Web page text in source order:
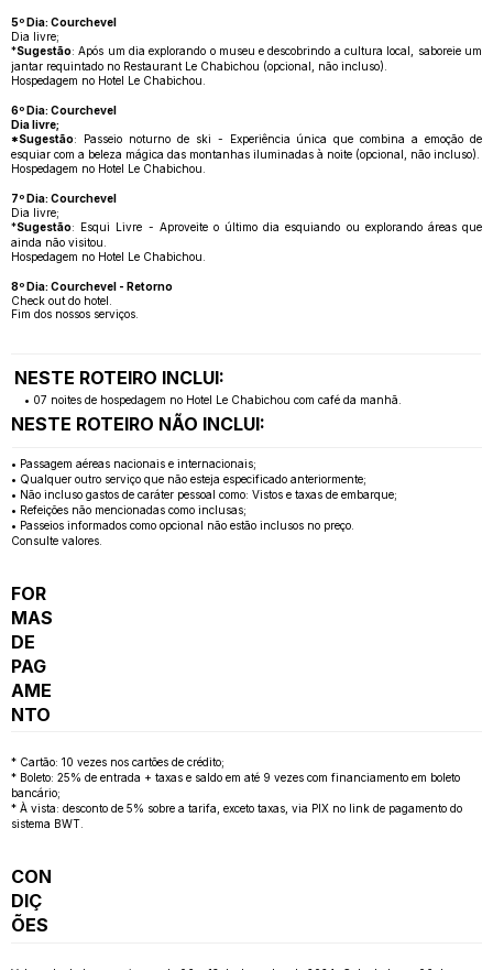
NESTE ROTEIRO INCLUI:
• 07 noites de hospedagem no Hotel Le Chabichou com café da manhã.
NESTE ROTEIRO NÃO INCLUI:
• Passagem aéreas nacionais e internacionais;
• Qualquer outro serviço que não esteja especificado anteriormente;
• Não incluso gastos de caráter pessoal como: Vistos e taxas de embarque;
• Refeições não mencionadas como inclusas;
• Passeios informados como opcional não estão inclusos no preço.
Consulte valores.
5º Dia: Courchevel
Dia livre;
*Sugestão: Após um dia explorando o museu e descobrindo a cultura local, saboreie um
jantar requintado no Restaurant Le Chabichou (opcional, não incluso).
Hospedagem no Hotel Le Chabichou.
6º Dia: Courchevel
Dia livre;
*Sugestão: Passeio noturno de ski - Experiência única que combina a emoção de
esquiar com a beleza mágica das montanhas iluminadas à noite (opcional, não incluso).
Hospedagem no Hotel Le Chabichou.
7º Dia: Courchevel
Dia livre;
*Sugestão: Esqui Livre - Aproveite o último dia esquiando ou explorando áreas que
ainda não visitou.
Hospedagem no Hotel Le Chabichou.
8º Dia: Courchevel - Retorno
Check out do hotel.
Fim dos nossos serviços.
FOR
MAS
DE
PAG
AME
NTO
* Cartão: 10 vezes nos cartões de crédito;
* Boleto: 25% de entrada + taxas e saldo em até 9 vezes com financiamento em boleto
bancário;
* À vista: desconto de 5% sobre a tarifa, exceto taxas, via PIX no link de pagamento do
sistema BWT.
CON
DIÇ
ÕES